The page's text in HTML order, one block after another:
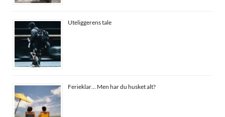
Uteliggerens tale
Ferieklar… Men har du husket alt?